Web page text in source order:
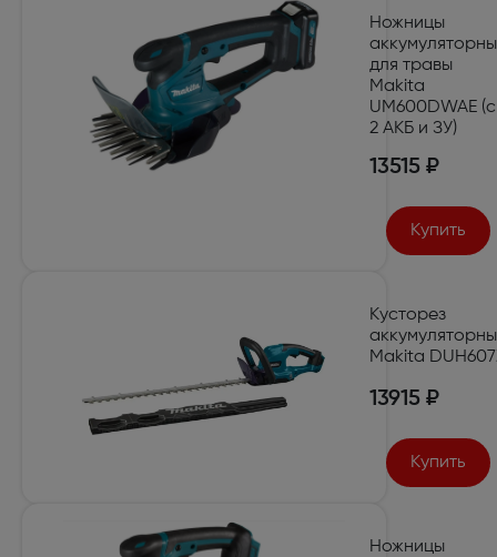
Ножницы
для травы
Makita
UM600DWAE (с
2 АКБ и ЗУ)
13515 ₽
Купить
Кусторез
Makita
13915 ₽
Купить
Ножницы